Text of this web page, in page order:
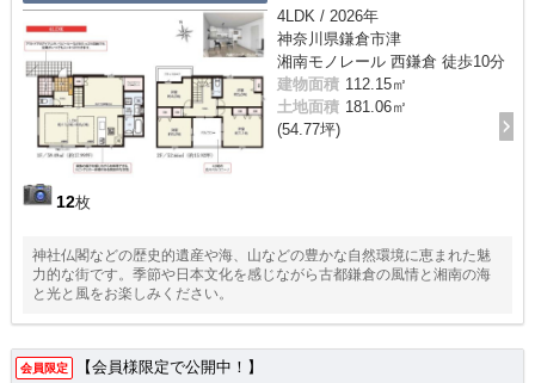
12枚
4LDK / 2026年
神奈川県鎌倉市津
湘南モノレール 西鎌倉 徒歩10分
建物面積 112.15㎡
土地面積 181.06㎡
(54.77坪)
神社仏閣などの歴史的遺産や海、山などの豊かな自然環境に恵まれた魅
力的な街です。季節や日本文化を感じながら古都鎌倉の風情と湘南の海
と光と風をお楽しみください。
会員限定 【会員様限定で公開中！】